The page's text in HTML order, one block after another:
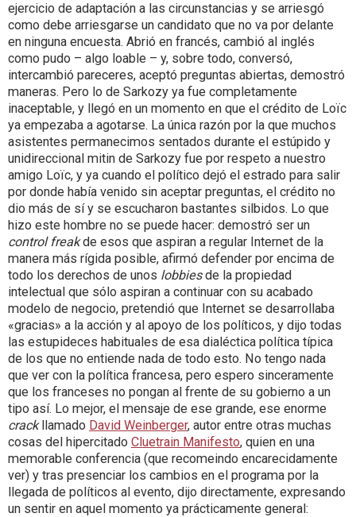
ejercicio de adaptación a las circunstancias y se arriesgó
como debe arriesgarse un candidato que no va por delante
en ninguna encuesta. Abrió en francés, cambió al inglés
como pudo – algo loable – y, sobre todo, conversó,
intercambió pareceres, aceptó preguntas abiertas, demostró
maneras. Pero lo de Sarkozy ya fue completamente
inaceptable, y llegó en un momento en que el crédito de Loïc
ya empezaba a agotarse. La única razón por la que muchos
asistentes permanecimos sentados durante el estúpido y
unidireccional mitin de Sarkozy fue por respeto a nuestro
amigo Loïc, y ya cuando el político dejó el estrado para salir
por donde había venido sin aceptar preguntas, el crédito no
dio más de sí y se escucharon bastantes silbidos. Lo que
hizo este hombre no se puede hacer: demostró ser un
control freakde esos que aspiran a regular Internet de la
manera más rígida posible, afirmó defender por encima de
todo los derechos de unos lobbiesde la propiedad
intelectual que sólo aspiran a continuar con su acabado
modelo de negocio, pretendió que Internet se desarrollaba
«gracias» a la acción y al apoyo de los políticos, y dijo todas
las estupideces habituales de esa dialéctica política típica
de los que no entiende nada de todo esto. No tengo nada
que ver con la política francesa, pero espero sinceramente
que los franceses no pongan al frente de su gobierno a un
tipo así. Lo mejor, el mensaje de ese grande, ese enorme
crackllamado David Weinberger, autor entre otras muchas
cosas del hipercitado Cluetrain Manifesto, quien en una
memorable conferencia (que recomeindo encarecidamente
ver) y tras presenciar los cambios en el programa por la
llegada de políticos al evento, dijo directamente, expresando
un sentir en aquel momento ya prácticamente general: